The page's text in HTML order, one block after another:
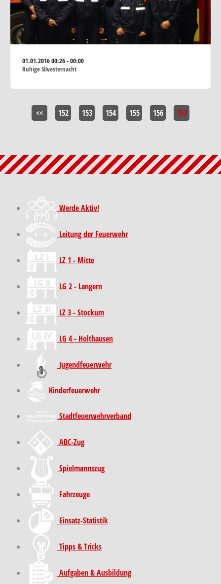
01.01.201600:26 - 00:00
Ruhige Silvesternacht
<< 152 153 154 155 156 157
Werde Aktiv!
Leitung der Feuerwehr
LZ 1 - Mitte
LG 2 - Langern
LZ 3 - Stockum
LG 4 - Holthausen
Jugendfeuerwehr
Kinder­feuer­wehr
Stadt­feuer­wehr­verband
ABC-Zug
Spielmannszug
Fahrzeuge
Einsatz-Statistik
Tipps & Tricks
Aufgaben & Ausbildung